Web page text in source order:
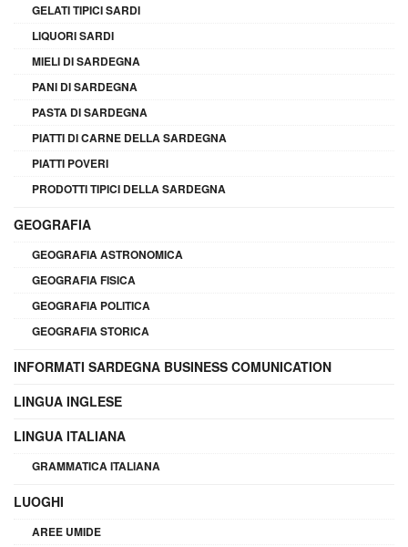
GELATI TIPICI SARDI
LIQUORI SARDI
MIELI DI SARDEGNA
PANI DI SARDEGNA
PASTA DI SARDEGNA
PIATTI DI CARNE DELLA SARDEGNA
PIATTI POVERI
PRODOTTI TIPICI DELLA SARDEGNA
GEOGRAFIA
GEOGRAFIA ASTRONOMICA
GEOGRAFIA FISICA
GEOGRAFIA POLITICA
GEOGRAFIA STORICA
INFORMATI SARDEGNA BUSINESS COMUNICATION
LINGUA INGLESE
LINGUA ITALIANA
GRAMMATICA ITALIANA
LUOGHI
AREE UMIDE